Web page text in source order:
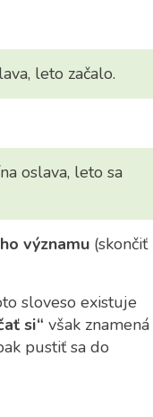
leto začalo.
oslava, leto sa
významu (skončiť
sloveso existuje
si“ však znamená
pustiť sa do